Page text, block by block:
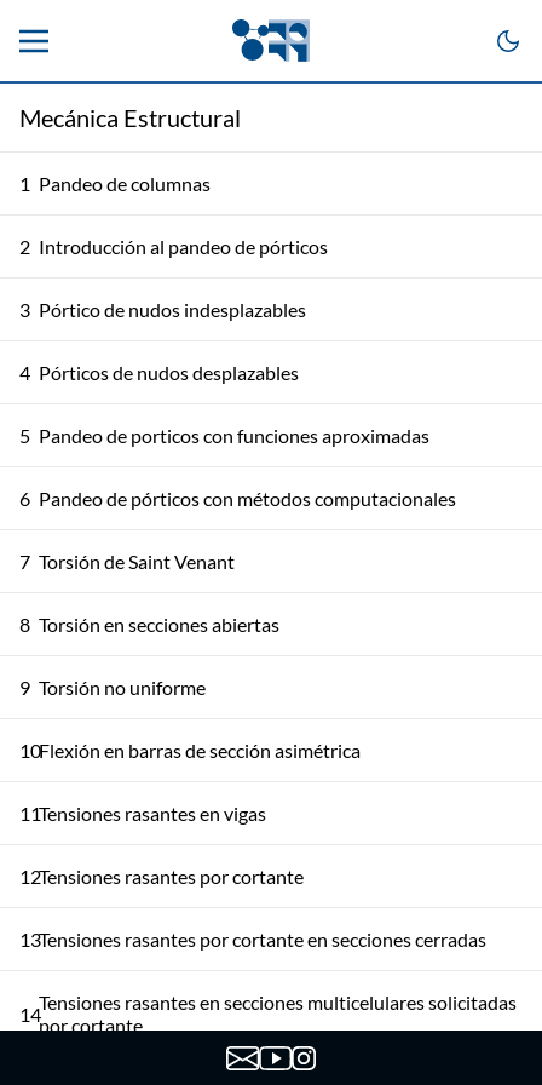
Mecánica Estructural
1 Pandeo de columnas
2 Introducción al pandeo de pórticos
3 Pórtico de nudos indesplazables
4 Pórticos de nudos desplazables
5 Pandeo de porticos con funciones aproximadas
6 Pandeo de pórticos con métodos computacionales
7 Torsión de Saint Venant
8 Torsión en secciones abiertas
9 Torsión no uniforme
10Flexión en barras de sección asimétrica
11Tensiones rasantes en vigas
12Tensiones rasantes por cortante
13Tensiones rasantes por cortante en secciones cerradas
14Tensiones rasantes en secciones multicelulares solicitadas
por cortante